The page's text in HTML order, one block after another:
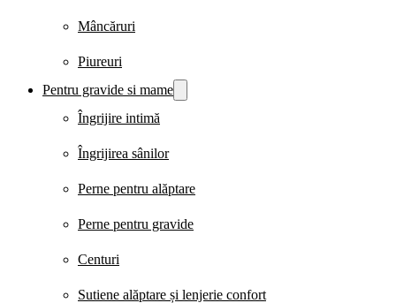
Mâncăruri
Piureuri
Pentru gravide si mame
Îngrijire intimă
Îngrijirea sânilor
Perne pentru alăptare
Perne pentru gravide
Centuri
Sutiene alăptare și lenjerie confort